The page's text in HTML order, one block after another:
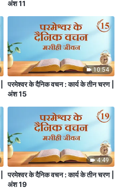
अंश 11
10:54
परमेश्वर के दैनिक वचन : कार्य के तीन चरण |
अंश 15
4:49
परमेश्वर के दैनिक वचन : कार्य के तीन चरण |
अंश 19